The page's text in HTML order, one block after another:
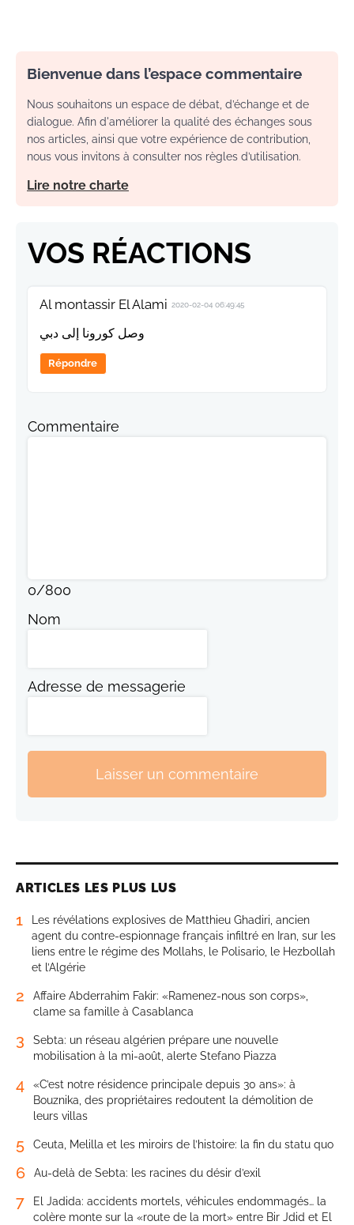
Bienvenue dans l’espace commentaire
Nous souhaitons un espace de débat, d’échange et de
dialogue. Afin d'améliorer la qualité des échanges sous
nos articles, ainsi que votre expérience de contribution,
nous vous invitons à consulter nos règles d’utilisation.
Lire notre charte
VOS RÉACTIONS
Al montassir El Alami 2020-02-04 06:49:45
وصل كورونا إلى دبي
Répondre
Commentaire
0/800
Nom
Adresse de messagerie
Laisser un commentaire
ARTICLES LES PLUS LUS
1
Les révélations explosives de Matthieu Ghadiri, ancien
agent du contre-espionnage français infiltré en Iran, sur les
liens entre le régime des Mollahs, le Polisario, le Hezbollah
et l’Algérie
2
Affaire Abderrahim Fakir: «Ramenez-nous son corps»,
clame sa famille à Casablanca
3
Sebta: un réseau algérien prépare une nouvelle
mobilisation à la mi-août, alerte Stefano Piazza
4
«C’est notre résidence principale depuis 30 ans»: à
Bouznika, des propriétaires redoutent la démolition de
leurs villas
5 Ceuta, Melilla et les miroirs de l’histoire: la fin du statu quo
6 Au-delà de Sebta: les racines du désir d’exil
7
El Jadida: accidents mortels, véhicules endommagés… la
colère monte sur la «route de la mort» entre Bir Jdid et El